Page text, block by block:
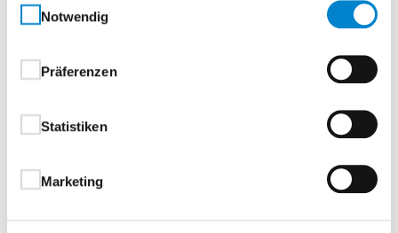
Notwendig
Präferenzen
Statistiken
Marketing
Beschreibung Drücker & Griffe
Beschreibung
Aluminium-Haustüren
Elegance Thermo